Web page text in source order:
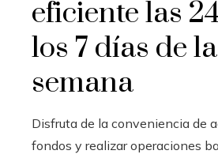
eficiente las
los 7 días de la
semana
Disfruta de la conveniencia de
fondos y realizar operaciones